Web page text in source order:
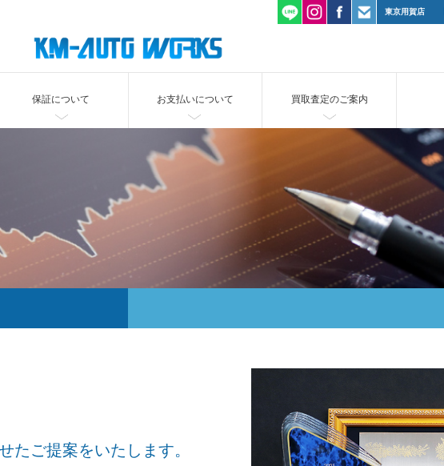
東京用賀店
保証について お支払いについて 買取査定のご案内
ご提案をいたします。